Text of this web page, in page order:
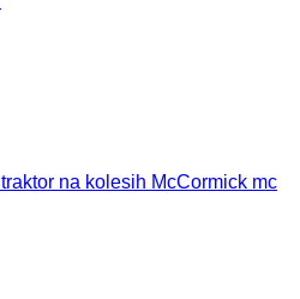
traktor na kolesih McCormick mc